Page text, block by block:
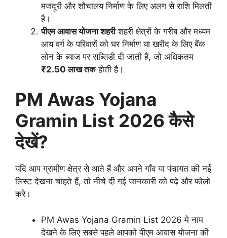
मजदूरी और शौचालय निर्माण के लिए अलग से राशि मिलती
है।
पीएम आवास योजना शहरीशहरी क्षेत्रों के गरीब और मध्यम
आय वर्ग के परिवारों को घर निर्माण या खरीद के लिए बैंक
लोन के ब्याज पर सब्सिडी दी जाती है, जो अधिकतम
₹2.50 लाख तकहोती है।
PM Awas Yojana
Gramin List 2026 कैसे
देखें?
यदि आप ग्रामीण क्षेत्र से आते हैं और अपने गाँव या पंचायत की नई
लिस्ट देखना चाहते हैं, तो नीचे दी गई जानकारी को पढ़े और फोलो
करे।
PM Awas Yojana Gramin List 2026 मे नाम
देखने के लिए सबसे पहले आपको पीएम आवास योजना की